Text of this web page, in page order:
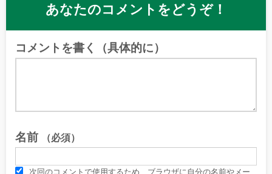
あなたのコメントをどうぞ！
コメントを書く（具体的に）
名前 （必須）
次回のコメントで使用するため、ブラウザに自分の名前やメー